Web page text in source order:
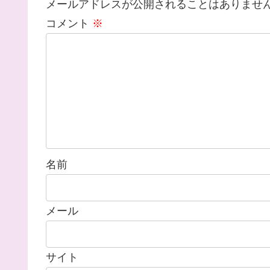
メールアドレスが公開されることはありませ
コメント ※
名前
メール
サイト